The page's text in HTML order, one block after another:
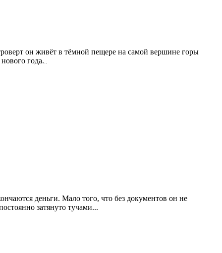
он живёт в тёмной пещере на самой вершине горы
года.
деньги. Мало того, что без документов он не
затянуто тучами...